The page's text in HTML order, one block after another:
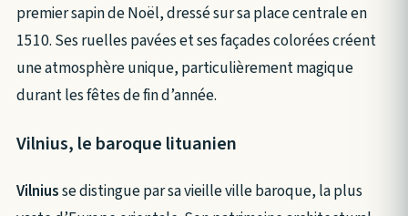
premier sapin de Noël, dressé sur sa place centrale en
1510. Ses ruelles pavées et ses façades colorées créent
une atmosphère unique, particulièrement magique
durant les fêtes de fin d’année.
Vilnius, le baroque lituanien
Vilniusse distingue par sa vieille ville baroque, la plus